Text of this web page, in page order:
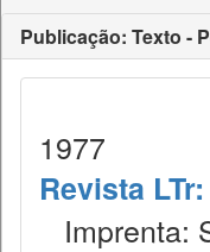
Publicação: Texto -
1977
Revista
Imprenta: